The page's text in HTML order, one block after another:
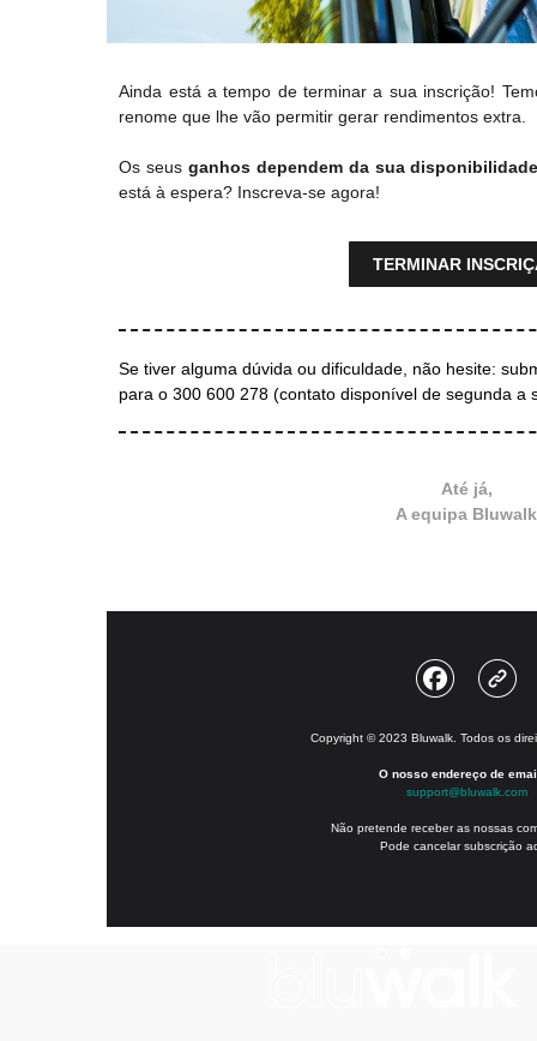
Ainda está a tempo de terminar a sua inscrição!
renome que lhe vão permitir gerar rendimentos extra.
Os seusganhos dependem da sua
está à espera? Inscreva-se agora!
TERMINAR
Se tiver alguma dúvida ou dificuldade, não hesite:
para o 300 600 278 (contato disponível de segunda a
Até já,
A equipa Bluwalk
Copyright © 2023 Bluwalk. Todos os
O nosso endereço de
support@bluwalk.com
Não pretende receber as nossas
Pode cancelar subscrição